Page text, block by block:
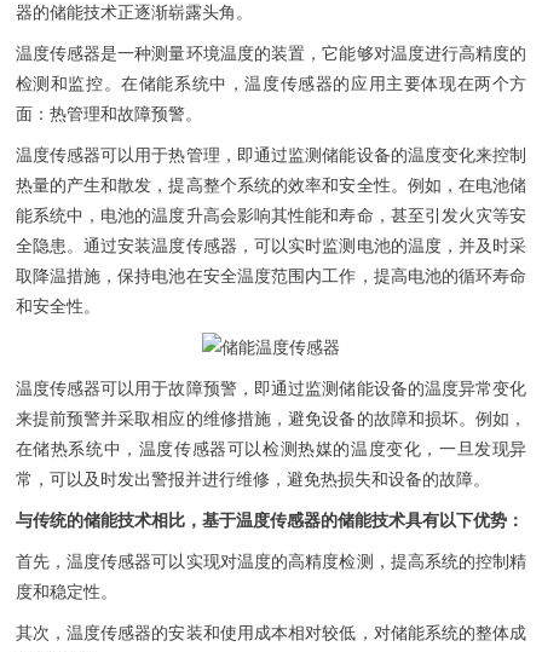
器的储能技术正逐渐崭露头角。
温度传感器是一种测量环境温度的装置，它能够对温度进行高精度的
检测和监控。在储能系统中，温度传感器的应用主要体现在两个方
面：热管理和故障预警。
温度传感器可以用于热管理，即通过监测储能设备的温度变化来控制
热量的产生和散发，提高整个系统的效率和安全性。例如，在电池储
能系统中，电池的温度升高会影响其性能和寿命，甚至引发火灾等安
全隐患。通过安装温度传感器，可以实时监测电池的温度，并及时采
取降温措施，保持电池在安全温度范围内工作，提高电池的循环寿命
和安全性。
温度传感器可以用于故障预警，即通过监测储能设备的温度异常变化
来提前预警并采取相应的维修措施，避免设备的故障和损坏。例如，
在储热系统中，温度传感器可以检测热媒的温度变化，一旦发现异
常，可以及时发出警报并进行维修，避免热损失和设备的故障。
与传统的储能技术相比，基于温度传感器的储能技术具有以下优势：
首先，温度传感器可以实现对温度的高精度检测，提高系统的控制精
度和稳定性。
其次，温度传感器的安装和使用成本相对较低，对储能系统的整体成